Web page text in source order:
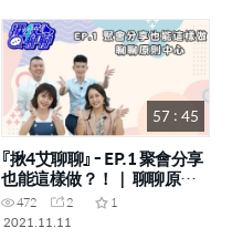
57 : 45
『揪4艾聊聊』 - EP.1 聚會分享
也能這樣做？！｜ 聊聊原則
中心
472 2
1
2021.11.11